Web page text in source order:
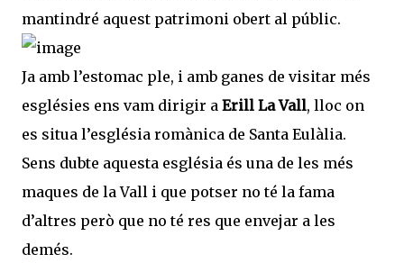
mantindré aquest patrimoni obert al públic.
Ja amb l’estomac ple, i amb ganes de visitar més
esglésies ens vam dirigir a Erill La Vall, lloc on
es situa l’església romànica de Santa Eulàlia.
Sens dubte aquesta església és una de les més
maques de la Vall i que potser no té la fama
d’altres però que no té res que envejar a les
demés.